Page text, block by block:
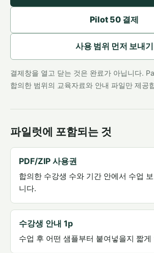
Pilot 50 결제
사용 범위 먼저 보내기
결제창을 열고 닫는 것은 완료가 아닙니다.
합의한 범위의 교육자료와 안내 파일만 제공
파일럿에 포함되는 것
PDF/ZIP 사용권
합의한 수강생 수와 기간 안에서 수업
니다.
수강생 안내 1p
수업 후 어떤 샘플부터 붙여넣을지 짧게